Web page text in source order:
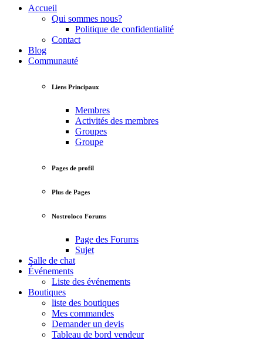
Accueil
Qui sommes nous?
Politique de confidentialité
Contact
Blog
Communauté
Liens Principaux
Membres
Activités des membres
Groupes
Groupe
Pages de profil
Plus de Pages
Nostroloco Forums
Page des Forums
Sujet
Salle de chat
Événements
Liste des événements
Boutiques
liste des boutiques
Mes commandes
Demander un devis
Tableau de bord vendeur